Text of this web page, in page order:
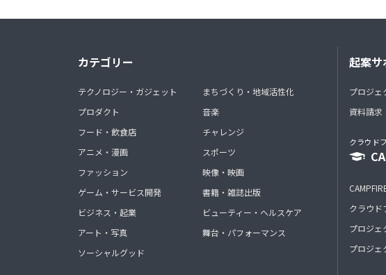
カテゴリー
テクノロジー・ガジェット
プロダクト
フード・飲食店
アニメ・漫画
ファッション
ゲーム・サービス開発
ビジネス・起業
アート・写真
ソーシャルグッド
まちづくり・地域活性化
音楽
チャレンジ
スポーツ
映像・映画
書籍・雑誌出版
ビューティー・ヘルスケア
舞台・パフォーマンス
起案サ
プロジェ
資料請求
クラウド
クラウド
プロジェ
プロジェ